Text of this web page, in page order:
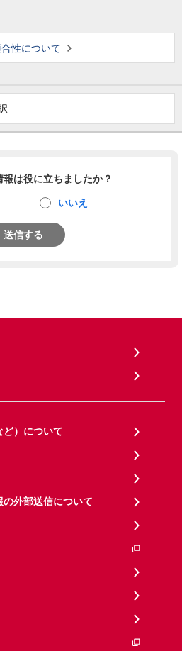
性について
は役に立ちましたか？
いいえ
送信する
ど）について
外部送信について